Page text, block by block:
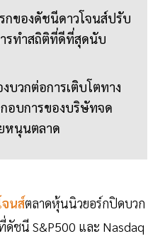
กของดัชนีดาวโจนส์ปรับ
รทำสถิติที่ดีที่สุดนับ
บวกต่อการเติบโตทาง
อบการของบริษัทจด
หนุนตลาด
จนส์ตลาดหุ้นนิวยอร์กปิดบวก
ชนี S&P500 และ Nasdaq